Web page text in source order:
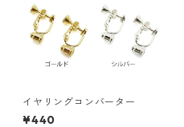
イヤリングコンバーター
¥440